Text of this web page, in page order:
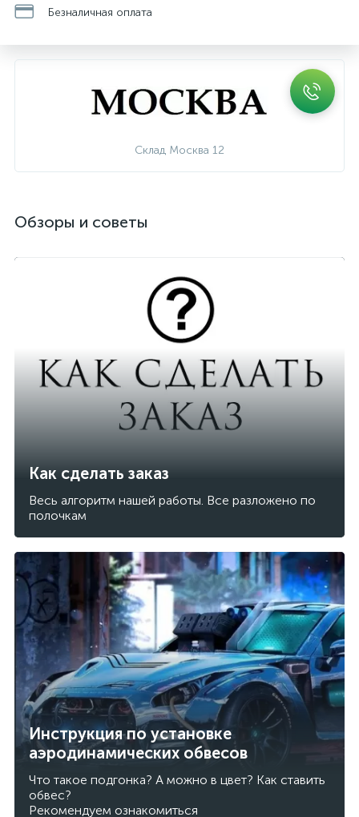
Безналичная оплата
Склад Москва 12
Обзоры и советы
Как сделать заказ
Весь алгоритм нашей работы. Все разложено по
полочкам
Инструкция по установке
аэродинамических обвесов
Что такое подгонка? А можно в цвет? Как ставить
обвес?
Рекомендуем ознакомиться